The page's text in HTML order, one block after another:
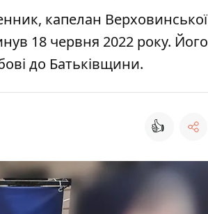
капелан Верховинської
18 червня 2022 року. Його
до Батьківщини.
👍